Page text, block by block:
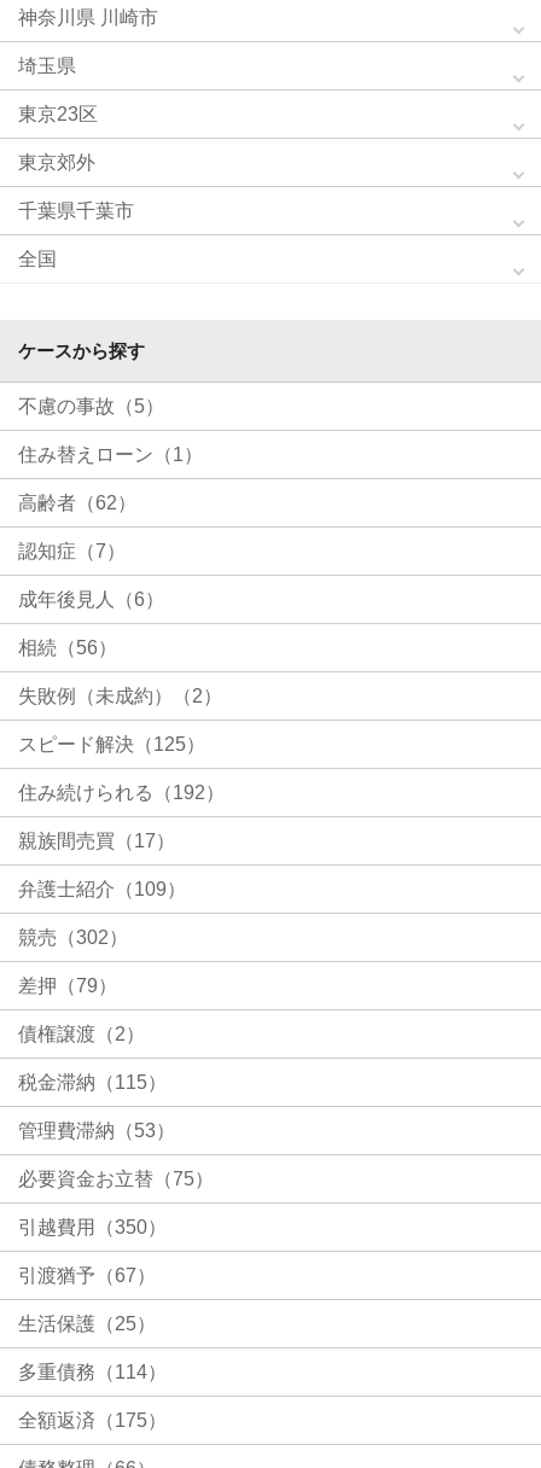
神奈川県 川崎市
埼玉県
東京23区
東京郊外
千葉県千葉市
全国
ケースから探す
不慮の事故（5）
住み替えローン（1）
高齢者（62）
認知症（7）
成年後見人（6）
相続（56）
失敗例（未成約）（2）
スピード解決（125）
住み続けられる（192）
親族間売買（17）
弁護士紹介（109）
競売（302）
差押（79）
債権譲渡（2）
税金滞納（115）
管理費滞納（53）
必要資金お立替（75）
引越費用（350）
引渡猶予（67）
生活保護（25）
多重債務（114）
全額返済（175）